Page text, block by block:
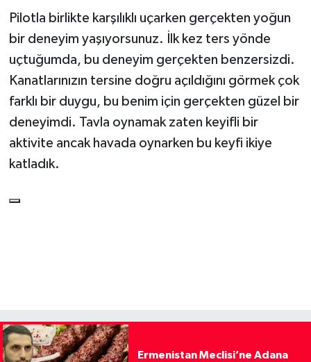
Pilotla birlikte karşılıklı uçarken gerçekten yoğun
bir deneyim yaşıyorsunuz. İlk kez ters yönde
uçtuğumda, bu deneyim gerçekten benzersizdi.
Kanatlarınızın tersine doğru açıldığını görmek çok
farklı bir duygu, bu benim için gerçekten güzel bir
deneyimdi. Tavla oynamak zaten keyifli bir
aktivite ancak havada oynarken bu keyfi ikiye
katladık.
Ermenistan Meclisi’ne Adana